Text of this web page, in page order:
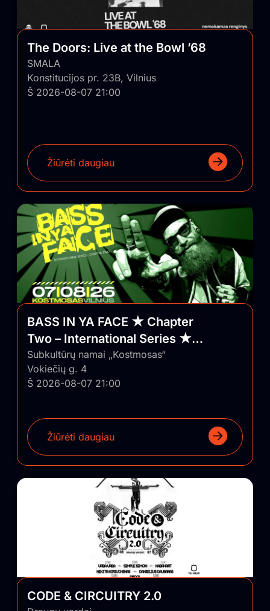
The Doors: Live at the Bowl ’68
SMALA
Konstitucijos pr. 23B, Vilnius
Š 2026-08-07 21:00
Žiūrėti daugiau
BASS IN YA FACE ★ Chapter
Two – International Series ★
Vilnius/Lithuania
Subkultūrų namai „Kostmosas“
Vokiečių g. 4
Š 2026-08-07 21:00
Žiūrėti daugiau
CODE & CIRCUITRY 2.0